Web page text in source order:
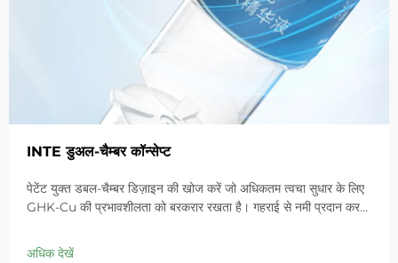
INTE डुअल-चैम्बर कॉन्सेप्ट
पेटेंट युक्त डबल-चैम्बर डिज़ाइन की खोज करें जो अधिकतम त्वचा सुधार के लिए
GHK-Cu की प्रभावशीलता को बरकरार रखता है। गहराई से नमी प्रदान करता
आज ही 'स्मॉल ब्लू चैम्बर' समाधान आजमाएं।
अधिक देखें